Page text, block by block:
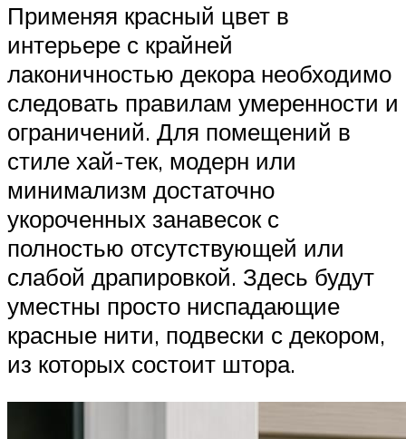
Применяя красный цвет в
интерьере с крайней
лаконичностью декора необходимо
следовать правилам умеренности и
ограничений. Для помещений в
стиле хай-тек, модерн или
минимализм достаточно
укороченных занавесок с
полностью отсутствующей или
слабой драпировкой. Здесь будут
уместны просто ниспадающие
красные нити, подвески с декором,
из которых состоит штора.